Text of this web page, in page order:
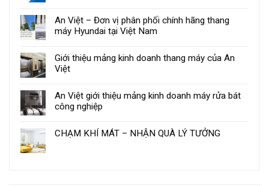
An Việt – Đơn vị phân phối chính hãng thang
máy Hyundai tại Việt Nam
Giới thiệu mảng kinh doanh thang máy của An
Việt
An Việt giới thiệu mảng kinh doanh máy rửa bát
công nghiệp
CHẠM KHÍ MÁT – NHẬN QUÀ LÝ TƯỞNG